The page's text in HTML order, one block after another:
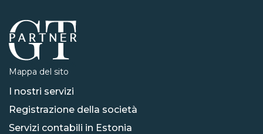
Mappa del sito
I nostri servizi
Registrazione della società
Servizi contabili in Estonia